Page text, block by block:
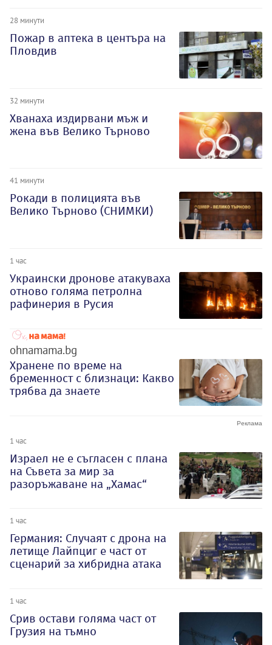
28 минути
Пожар в аптека в центъра на
Пловдив
32 минути
Хванаха издирвани мъж и
жена във Велико Търново
41 минути
Рокади в полицията във
Велико Търново (СНИМКИ)
1 час
Украински дронове атакуваха
отново голяма петролна
рафинерия в Русия
ohnamama.bg
Хранене по време на
бременност с близнаци: Какво
трябва да знаете
1 час
Израел не е съгласен с плана
на Съвета за мир за
разоръжаване на „Хамас“
1 час
Германия: Случаят с дрона на
летище Лайпциг е част от
сценарий за хибридна атака
1 час
Срив остави голяма част от
Грузия на тъмно